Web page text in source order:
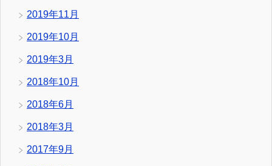
2019年11月
2019年10月
2019年3月
2018年10月
2018年6月
2018年3月
2017年9月